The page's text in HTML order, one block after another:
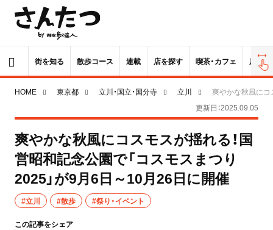
街を知る 散歩コース 連載 店を探す 喫茶・カフェ 居酒屋
HOME 東京都 立川・国立・国分寺 立川
爽やかな秋風にコ
更新日：2025.09.05
爽やかな秋風にコスモスが揺れる！国
営昭和記念公園で「コスモスまつり
2025」が9月6日～10月26日に開催
#立川 #散歩 #祭り・イベント
この記事をシェア